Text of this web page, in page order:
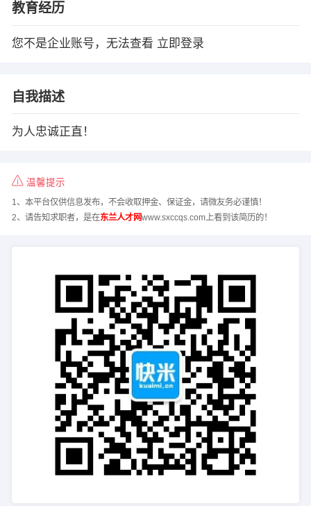
教育经历
您不是企业账号，无法查看 立即登录
自我描述
为人忠诚正直！
温馨提示
1、本平台仅供信息发布，不会收取押金、保证金，请微友务必谨慎！
2、请告知求职者，是在东兰人才网www.sxccqs.com上看到该简历的！